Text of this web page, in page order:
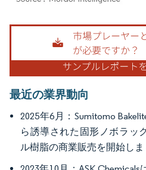
画像 © Mordor Intelligence。再利用には
最近の業界動向
2025年6月：Sumitomo
ら誘導された固形ノボラッ
ル樹脂の商業販売を開始しま